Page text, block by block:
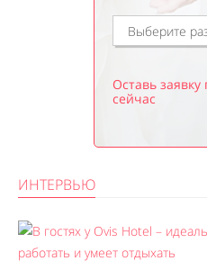
Оставь
сейчас
ИНТЕРВЬЮ